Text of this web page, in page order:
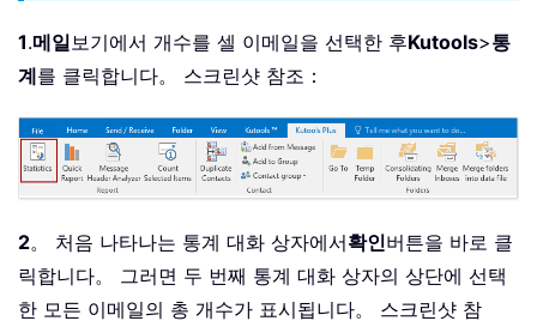
1.메일 보기에서 개수를 셀 이메일을 선택한 후Kutools>통
계를 클릭합니다。 스크린샷 참조：
2。 처음 나타나는 통계 대화 상자에서확인버튼을 바로 클
릭합니다。 그러면 두 번째 통계 대화 상자의 상단에 선택
한 모든 이메일의 총 개수가 표시됩니다。 스크린샷 참